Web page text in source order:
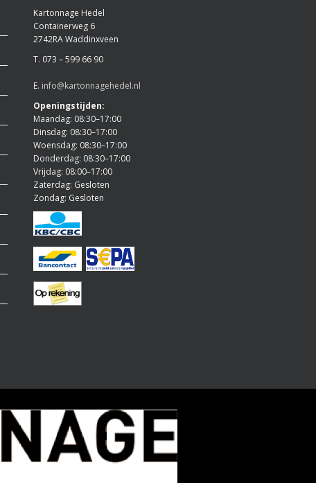
Kartonnage Hedel
Containerweg 6
2742RA Waddinxveen
T. 073 – 599 66 90
E. info@kartonnagehedel.nl
Openingstijden:
Maandag: 08:30–17:00
Dinsdag: 08:30–17:00
Woensdag: 08:30–17:00
Donderdag: 08:30–17:00
Vrijdag: 08:00–17:00
Zaterdag: Gesloten
Zondag: Gesloten